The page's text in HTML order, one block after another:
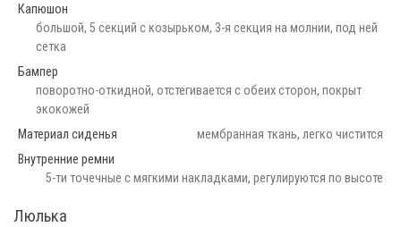
Капюшон
большой, 5 секций с козырьком, 3-я секция на молнии, под ней
сетка
Бампер
поворотно-откидной, отстегивается с обеих сторон, покрыт
экокожей
Материал сиденья
мембранная ткань, легко чистится
Внутренние ремни
5-ти точечные с мягкими накладками, регулируются по высоте
Люлька